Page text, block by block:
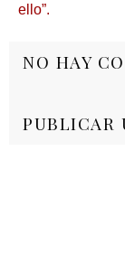
ello”.
NO HAY
PUBLICAR